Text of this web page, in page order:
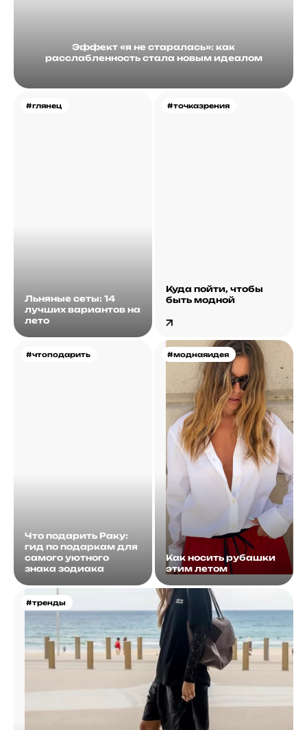
Эффект «я не старалась»: как
расслабленность стала новым идеалом
#глянец
Льняные сеты: 14
лучших вариантов на
лето
#точказрения
Куда пойти, чтобы
быть модной
#чтоподарить
Что подарить Раку:
гид по подаркам для
самого уютного
знака зодиака
#моднаяидея
Как носить рубашки
этим летом
#тренды